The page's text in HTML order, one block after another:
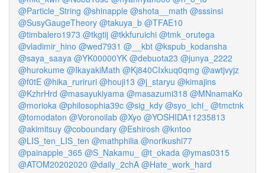
@Particle_String @shinapple @shota__math @sssinsi
@SusyGaugeTheory @takuya_b @TFAE10
@timbalero1973 @tkgtij @tkkfuruichi @tmk_orutega
@vladimir_hino @wed7931 @__kbt @kspub_kodansha
@saya_saaya @YK00000YK @debuota23 @junya_2222
@hurokume @IkayakiMath @Kj840CIxkuq0qmg @awtjvyjz
@f0tE @hika_ruriruri @houji13 @j_staryu @kimajins
@KzhrHrd @masayukiyama @masazumi318 @MNnamaKo
@morioka @philosophia39c @sig_kdy @syo_ichi_ @tmctnk
@tomodaton @Voronoilab @Xyo @YOSHIDA11235813
@akimitsuy @coboundary @Eshirosh @kntoo
@LIS_ten_LIS_ten @mathphilia @norikushi77
@painapple_365 @S_Nakamu_ @t_okada @ymas0315
@ATOM20202020 @daily_2chA @Hate_work_hard